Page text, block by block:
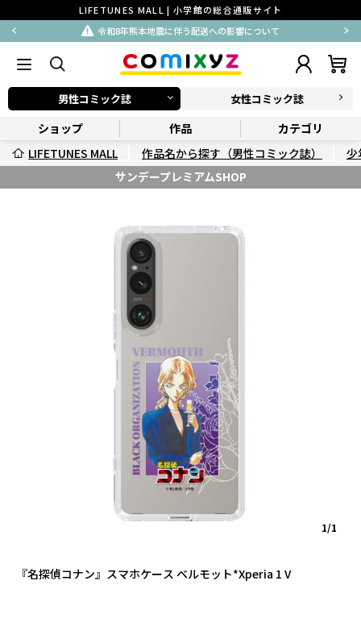
LIFETUNES MALL | 小学館の総合通販サイト
令和8年熊本地震に伴う配送への影響について
男性コミック誌 女性コミック誌
ショップ 作品
カテゴリ
LIFETUNES MALL
作品名から探す（男性コミック誌）
少
サンデープレミアムSHOP
『名探偵コナン』スマホケース ベルモット*Xperia 1 V
1/1